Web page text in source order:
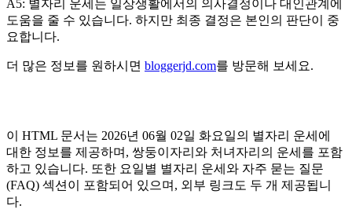
A5: 별자리 운세는 일상생활에서의 의사결정이나 대인관계에
도움을 줄 수 있습니다. 하지만 최종 결정은 본인의 판단이 중
요합니다.
더 많은 정보를 원하시면 bloggerjd.com를 방문해 보세요.
이 HTML 문서는 2026년 06월 02일 화요일의 별자리 운세에
대한 정보를 제공하며, 쌍둥이자리와 처녀자리의 운세를 포함
하고 있습니다. 또한 요일별 별자리 운세와 자주 묻는 질문
(FAQ) 섹션이 포함되어 있으며, 외부 링크도 두 개 제공됩니
다.